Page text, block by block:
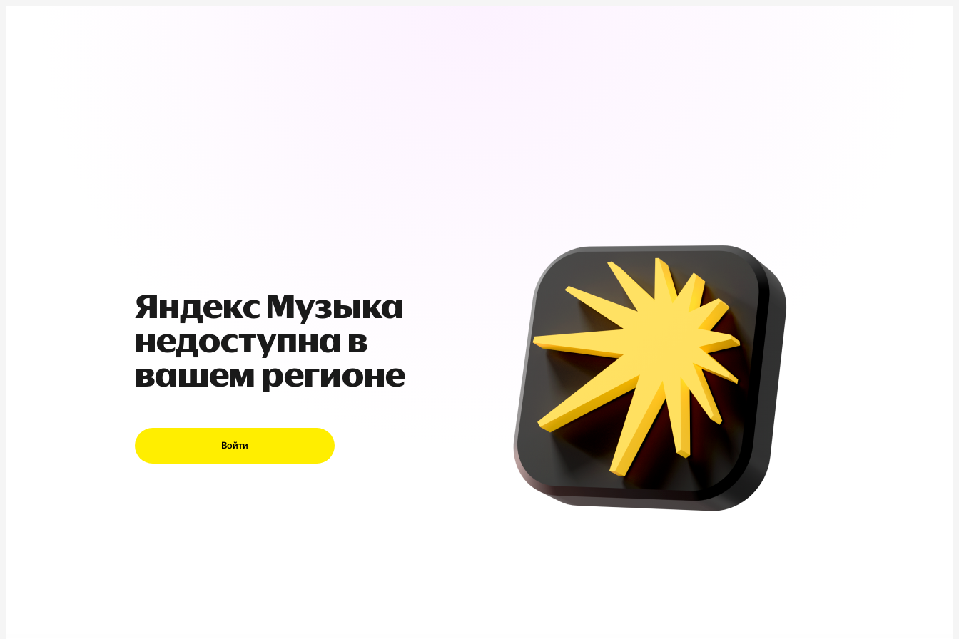
Яндекс Музыка
недоступна в
вашем регионе
Войти